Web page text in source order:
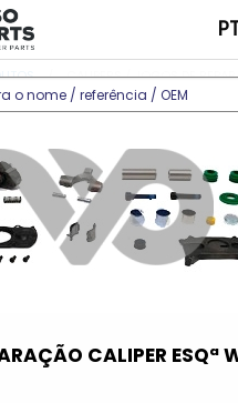
CALIPERS / JOGOS DE
CALIPER ESQª